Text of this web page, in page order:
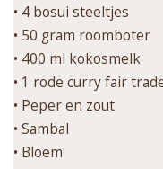
• 4 bosui steeltjes
• 50 gram roomboter
• 400 ml kokosmelk
• 1 rode curry fair
• Peper en zout
• Sambal
• Bloem